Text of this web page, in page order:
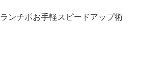
ランチボお手軽スピードアップ術